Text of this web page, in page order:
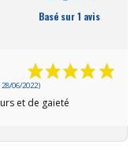
Basé sur 1 avis
06/2022)
et de gaieté